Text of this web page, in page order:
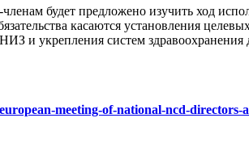
будет предложено изучить ход
касаются установления
и укрепления систем
meeting-of-national-ncd-